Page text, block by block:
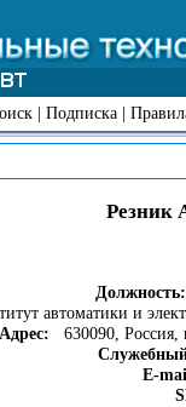
| Подписка |
Резник
Должность:
автоматики и
Адрес: 630090, Россия,
E-